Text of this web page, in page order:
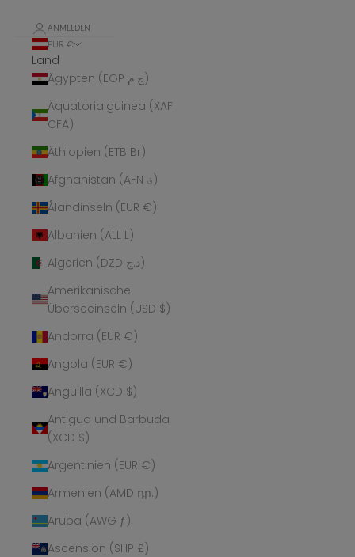
ANMELDEN
EUR €
Land
Ägypten (EGP ج.م)
Äquatorialguinea (XAF
CFA)
Äthiopien (ETB Br)
Afghanistan (AFN ؋)
Ålandinseln (EUR €)
Albanien (ALL L)
Algerien (DZD د.ج)
Amerikanische
Überseeinseln (USD $)
Andorra (EUR €)
Angola (EUR €)
Anguilla (XCD $)
Antigua und Barbuda
(XCD $)
Argentinien (EUR €)
Armenien (AMD դր.)
Aruba (AWG ƒ)
Ascension (SHP £)